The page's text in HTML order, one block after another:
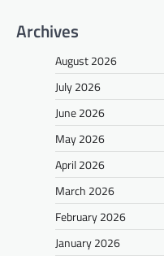
Archives
August 2026
July 2026
June 2026
May 2026
April 2026
March 2026
February 2026
January 2026